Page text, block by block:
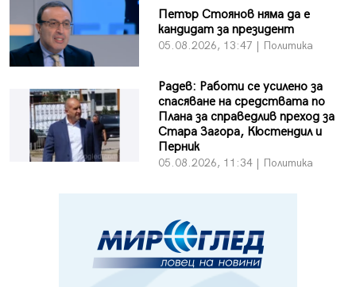
Петър Стоянов няма да е
кандидат за президент
05.08.2026, 13:47 | Политика
Радев: Работи се усилено за
спасяване на средствата по
Плана за справедлив преход за
Стара Загора, Кюстендил и
Перник
05.08.2026, 11:34 | Политика